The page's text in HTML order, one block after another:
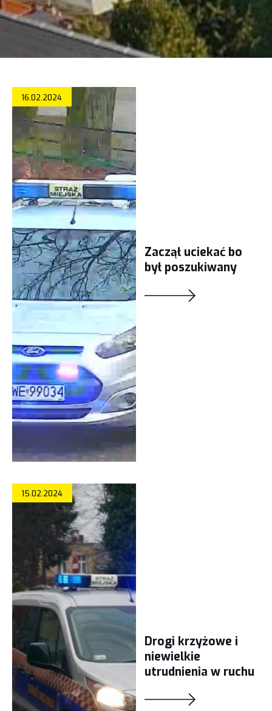
16.02.2024
Zaczął uciekać bo
był poszukiwany
15.02.2024
Drogi krzyżowe i
niewielkie
utrudnienia w ruchu